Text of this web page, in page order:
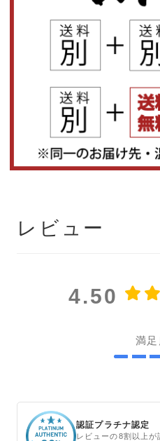
レビュー
4.50
満
認証プラチナ認定
レビューの8割以上が